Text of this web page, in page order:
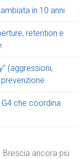
in 10 anni
retention e
(aggressioni,
che coordina
Brescia ancora più